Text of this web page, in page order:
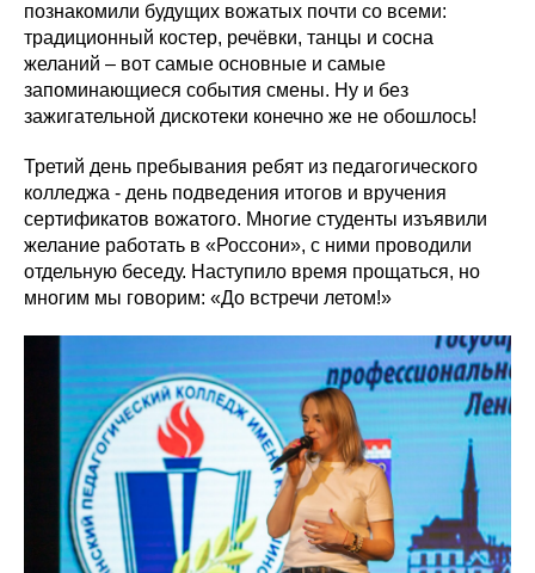
познакомили будущих вожатых почти со всеми:
традиционный костер, речёвки, танцы и сосна
желаний – вот самые основные и самые
запоминающиеся события смены. Ну и без
зажигательной дискотеки конечно же не обошлось!
Третий день пребывания ребят из педагогического
колледжа - день подведения итогов и вручения
сертификатов вожатого. Многие студенты изъявили
желание работать в «Россони», с ними проводили
отдельную беседу. Наступило время прощаться, но
многим мы говорим: «До встречи летом!»